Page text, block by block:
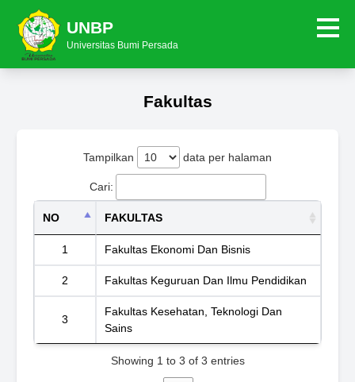
UNBP
Universitas Bumi Persada
Fakultas
Tampilkan data per halaman
Cari:
NO FAKULTAS
1 Fakultas Ekonomi Dan Bisnis
2 Fakultas Keguruan Dan Ilmu Pendidikan
3
Fakultas Kesehatan, Teknologi Dan
Sains
Showing 1 to 3 of 3 entries